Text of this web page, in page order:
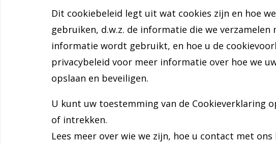
Dit cookiebeleid legt uit wat cookies zijn en hoe
gebruiken, d.w.z. de informatie die we
informatie wordt gebruikt, en hoe u de
privacybeleid voor meer informatie over hoe we
opslaan en beveiligen.
U kunt uw toestemming van de Cookieverklaring
of intrekken.
Lees meer over wie we zijn, hoe u contact met